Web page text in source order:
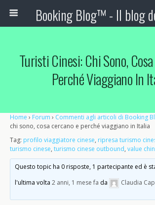
Turisti Cinesi: Chi Sono,
Perché Viaggiano In
Home › Forum › Commenti agli articoli di Booking
chi sono, cosa cercano e perché viaggiano in Italia
Tag: profilo viaggiatore cinese, ripresa turismo
turismo cinese, turismo cinese outbound, value
Questo topic ha 0 risposte, 1 partecipante ed è
l'ultima volta2 anni, 1 mese fa da Claudia